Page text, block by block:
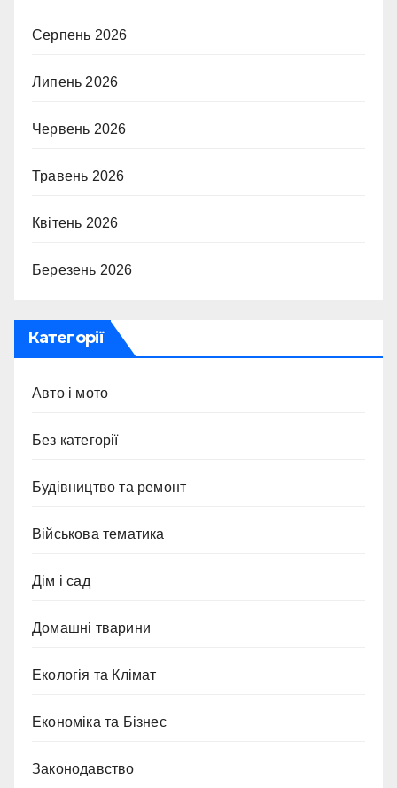
Серпень 2026
Липень 2026
Червень 2026
Травень 2026
Квітень 2026
Березень 2026
Категорії
Авто і мото
Без категорії
Будівництво та ремонт
Військова тематика
Дім і сад
Домашні тварини
Екологія та Клімат
Економіка та Бізнес
Законодавство